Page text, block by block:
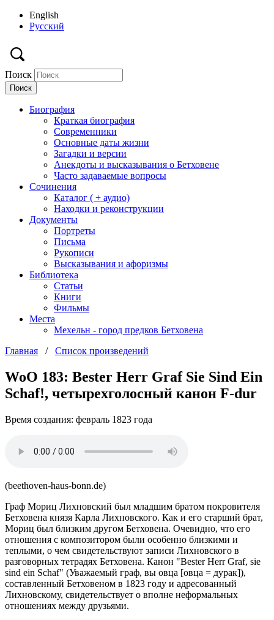
English
Русский
Поиск
Биография
Краткая биография
Современники
Основные даты жизни
Загадки и версии
Анекдоты и высказывания о Бетховене
Часто задаваемые вопросы
Сочинения
Каталог ( + аудио)
Находки и реконструкции
Документы
Портреты
Письма
Рукописи
Высказывания и афоризмы
Библиотека
Статьи
Книги
Фильмы
Места
Мехельн - город предков Бетховена
Главная / Список произведений
WoO 183: Bester Herr Graf Sie Sind Ein
Schaf!, четырехголосный канон F-dur
Время создания: февраль 1823 года
(beethoven-haus-bonn.de)
Граф Мориц Лихновский был младшим братом покровителя
Бетховена князя Карла Лихновского. Как и его старший брат,
Мориц был близким другом Бетховена. Очевидно, что его
отношения с композитором были особенно близкими и
теплыми, о чем свидетельствуют записи Лихновского в
разговорных тетрадях Бетховена. Канон "Bester Herr Graf, sie
sind ein Schaf" (Уважаемый граф, вы овца [овца = дурак]),
составленный Бетховеном в 1823 году и адресованный
Лихновскому, свидетельствует о вполне неформальных
отношениях между друзьями.